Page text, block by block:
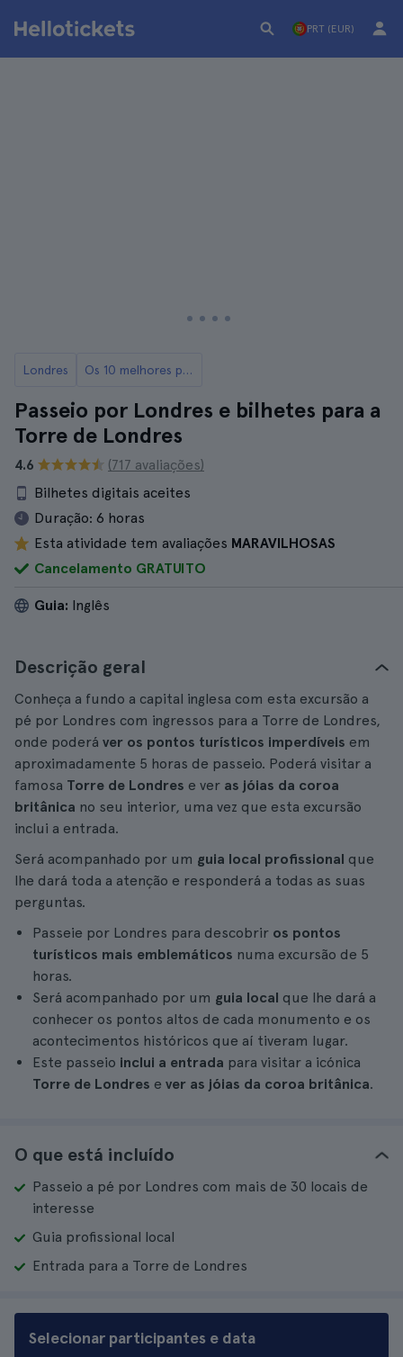
PRT (EUR)
Londres Os 10 melhores passeios em Londres
Passeio por Londres e bilhetes para a
Torre de Londres
4.6
(717 avaliações)
Bilhetes digitais aceites
Duração: 6 horas
Esta atividade tem avaliações MARAVILHOSAS
Cancelamento GRATUITO
Guia: Inglês
Descrição geral
Conheça a fundo a capital inglesa com esta excursão a
pé por Londres com ingressos para a Torre de Londres,
onde poderá ver os pontos turísticos imperdíveis em
aproximadamente 5 horas de passeio. Poderá visitar a
famosa Torre de Londres e ver as jóias da coroa
britânica no seu interior, uma vez que esta excursão
inclui a entrada.
Será acompanhado por um guia local profissional que
lhe dará toda a atenção e responderá a todas as suas
perguntas.
Passeie por Londres para descobrir os pontos
turísticos mais emblemáticos numa excursão de 5
horas.
Será acompanhado por um guia local que lhe dará a
conhecer os pontos altos de cada monumento e os
acontecimentos históricos que aí tiveram lugar.
Este passeio inclui a entrada para visitar a icónica
Torre de Londres e ver as jóias da coroa britânica.
O que está incluído
Passeio a pé por Londres com mais de 30 locais de
interesse
Guia profissional local
Entrada para a Torre de Londres
Selecionar participantes e data